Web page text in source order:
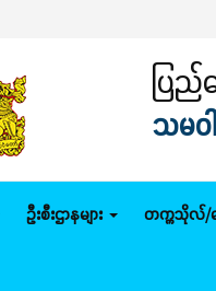
ပြ
သမဝ
ဦးစီးဌာနများ တက္ကသိုလ်/က